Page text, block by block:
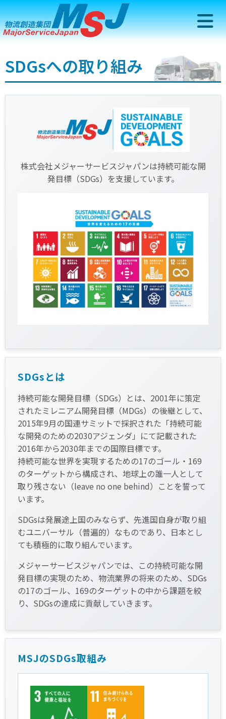
SDGsへの取り組み
株式会社メジャーサービスジャパンは持続可能な開
発目標（SDGs）を支援しています。
SDGsとは
持続可能な開発目標（SDGs）とは、2001年に策定
されたミレニアム開発目標（MDGs）の後継として、
2015年9月の国連サミットで採択された「持続可能
な開発のための2030アジェンダ」にて記載された
2016年から2030年までの国際目標です。
持続可能な世界を実現するための17のゴール・169
のターゲットから構成され、地球上の誰一人として
取り残さない（leave no one behind）ことを誓って
います。
SDGsは発展途上国のみならず、先進国自身が取り組
むユニバーサル（普遍的）なものであり、日本とし
ても積極的に取り組んでいます。
メジャーサービスジャパンでは、この持続可能な開
発目標の実現のため、物流業界の将来のため、SDGs
の17のゴール、169のターゲットの中から課題を絞
り、SDGsの達成に貢献していきます。
MSJのSDGs取組み